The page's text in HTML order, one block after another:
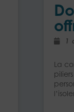
1
La